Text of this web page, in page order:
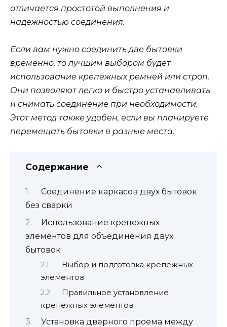
отличается простотой выполнения и
надежностью соединения.
Если вам нужно соединить две бытовки
временно, то лучшим выбором будет
использование крепежных ремней или строп.
Они позволяют легко и быстро устанавливать
и снимать соединение при необходимости.
Этот метод также удобен, если вы планируете
перемещать бытовки в разные места.
Содержание
Соединение каркасов двух бытовок
без сварки
Использование крепежных
элементов для объединения двух
бытовок
Выбор и подготовка крепежных
элементов
Правильное установление
крепежных элементов
Установка дверного проема между